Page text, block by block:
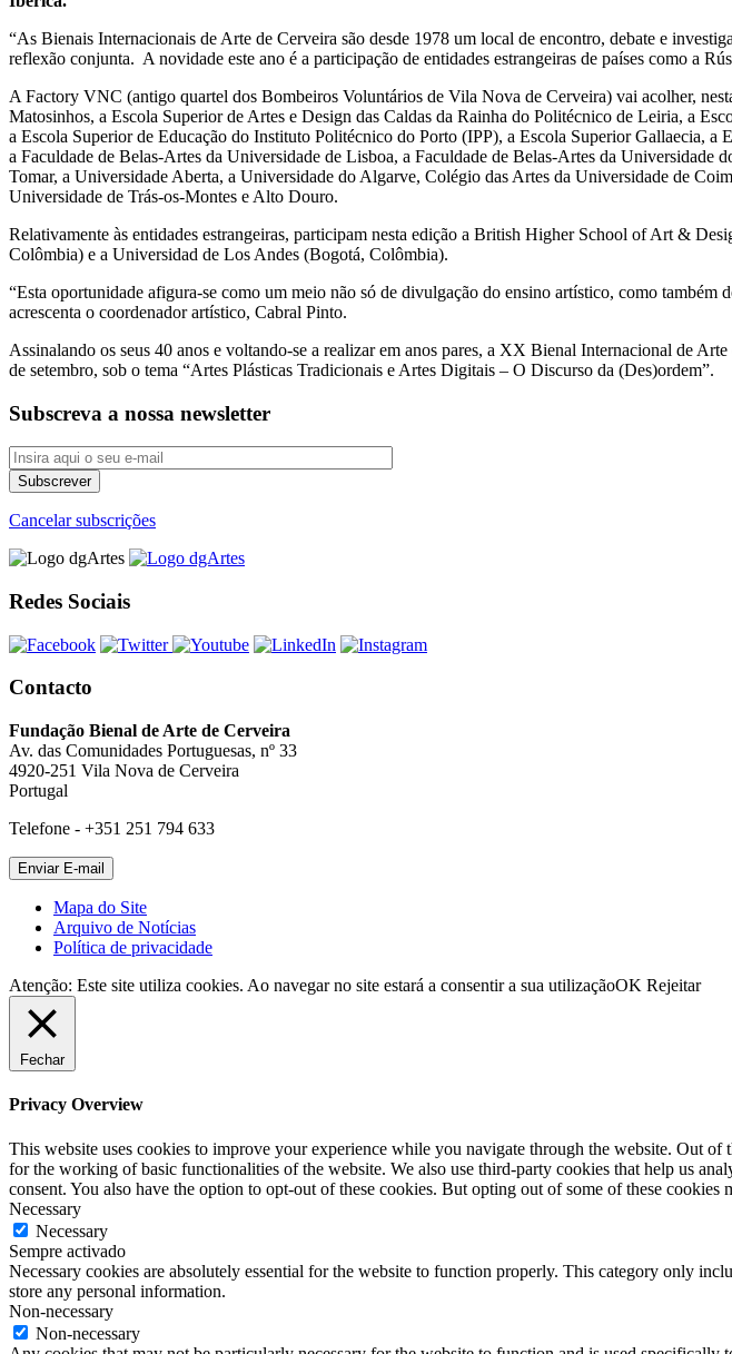
“As Bienais Internacionais de Arte de Cerveira são desde 1978 um local de encontro, debate e
reflexão conjunta. A novidade este ano é a participação de entidades estrangeiras de países como a
A Factory VNC (antigo quartel dos Bombeiros Voluntários de Vila Nova de Cerveira) vai acolher,
Matosinhos, a Escola Superior de Artes e Design das Caldas da Rainha do Politécnico de Leiria, a
a Escola Superior de Educação do Instituto Politécnico do Porto (IPP), a Escola Superior Gallaecia,
a Faculdade de Belas-Artes da Universidade de Lisboa, a Faculdade de Belas-Artes da
Tomar, a Universidade Aberta, a Universidade do Algarve, Colégio das Artes da Universidade de
Universidade de Trás-os-Montes e Alto Douro.
Relativamente às entidades estrangeiras, participam nesta edição a British Higher School of Art &
Colômbia) e a Universidad de Los Andes (Bogotá, Colômbia).
“Esta oportunidade afigura-se como um meio não só de divulgação do ensino artístico, como
acrescenta o coordenador artístico, Cabral Pinto.
Assinalando os seus 40 anos e voltando-se a realizar em anos pares, a XX Bienal Internacional de
de setembro, sob o tema “Artes Plásticas Tradicionais e Artes Digitais – O Discurso da (Des)ordem”.
Subscreva a nossa newsletter
Cancelar subscrições
Redes Sociais
Contacto
Fundação Bienal de Arte de Cerveira
Av. das Comunidades Portuguesas, nº 33
4920-251 Vila Nova de Cerveira
Portugal
Telefone - +351 251 794 633
Mapa do Site
Arquivo de Notícias
Política de privacidade
Atenção: Este site utiliza cookies. Ao navegar no site estará a consentir a sua utilizaçãoOK Rejeitar
Fechar
Privacy Overview
This website uses cookies to improve your experience while you navigate through the website. Out of
for the working of basic functionalities of the website. We also use third-party cookies that help us
consent. You also have the option to opt-out of these cookies. But opting out of some of these
Necessary
Necessary
Sempre activado
Necessary cookies are absolutely essential for the website to function properly. This category only
store any personal information.
Non-necessary
Non-necessary